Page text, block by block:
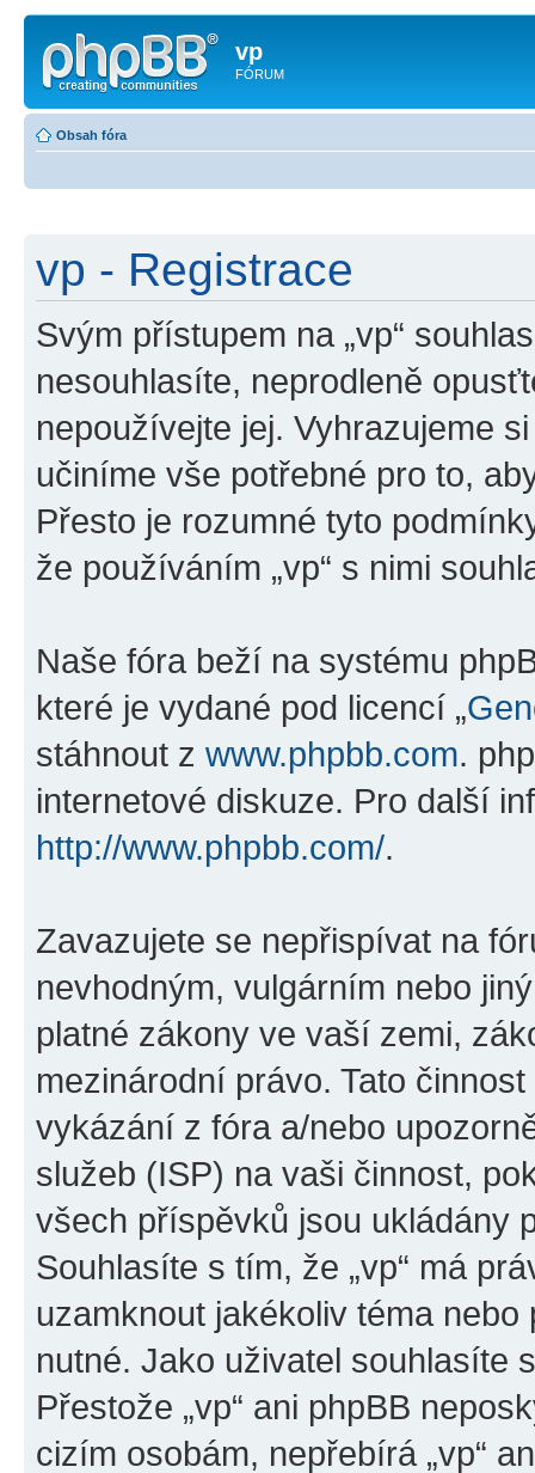
vp
FÓRUM
Obsah fóra
vp - Registrace
Svým přístupem na „vp“
nesouhlasíte, neprodleně
nepoužívejte jej. Vyhrazujeme
učiníme vše potřebné pro to,
Přesto je rozumné tyto
že používáním „vp“ s nimi
Naše fóra beží na systému
které je vydané pod licencí „
stáhnout z www.phpbb.com.
internetové diskuze. Pro další
http://www.phpbb.com/.
Zavazujete se nepřispívat na
nevhodným, vulgárním nebo
platné zákony ve vaší zemi,
mezinárodní právo. Tato
vykázání z fóra a/nebo
služeb (ISP) na vaši činnost,
všech příspěvků jsou ukládány
Souhlasíte s tím, že „vp“ má
uzamknout jakékoliv téma
nutné. Jako uživatel souhlasíte
Přestože „vp“ ani phpBB
cizím osobám, nepřebírá „vp“